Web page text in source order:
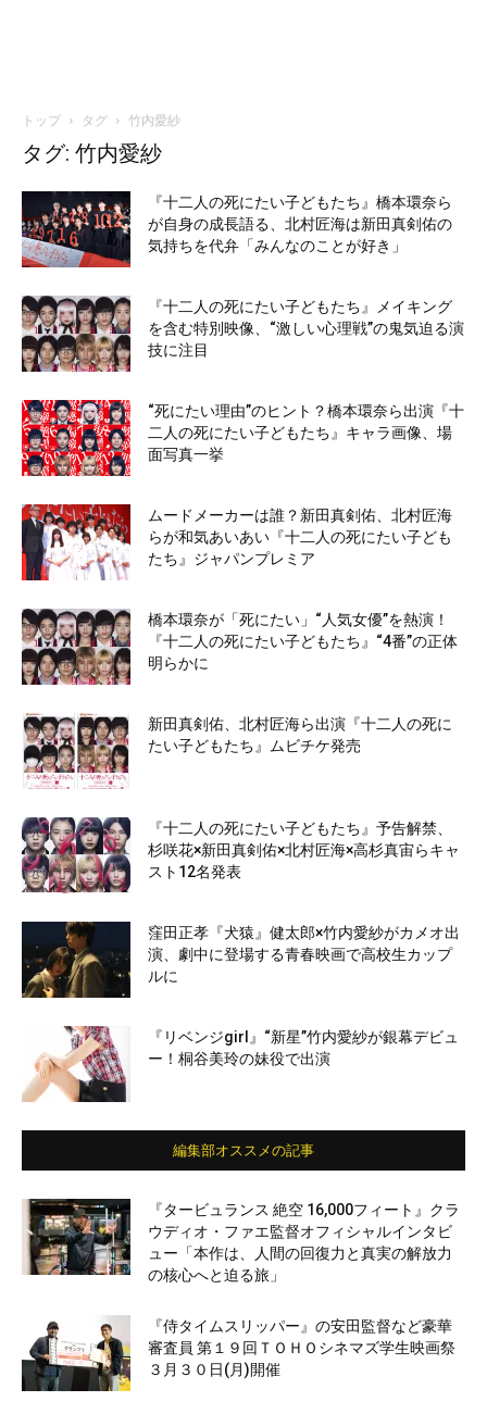
トップ タグ 竹内愛紗
タグ: 竹内愛紗
『十二人の死にたい子どもたち』橋本環奈ら
が自身の成長語る、北村匠海は新田真剣佑の
気持ちを代弁「みんなのことが好き」
『十二人の死にたい子どもたち』メイキング
を含む特別映像、“激しい心理戦”の鬼気迫る演
技に注目
“死にたい理由”のヒント？橋本環奈ら出演『十
二人の死にたい子どもたち』キャラ画像、場
面写真一挙
ムードメーカーは誰？新田真剣佑、北村匠海
らが和気あいあい『十二人の死にたい子ども
たち』ジャパンプレミア
橋本環奈が「死にたい」“人気女優”を熱演！
『十二人の死にたい子どもたち』“4番”の正体
明らかに
新田真剣佑、北村匠海ら出演『十二人の死に
たい子どもたち』ムビチケ発売
『十二人の死にたい子どもたち』予告解禁、
杉咲花×新田真剣佑×北村匠海×高杉真宙らキャ
スト12名発表
窪田正孝『犬猿』健太郎×竹内愛紗がカメオ出
演、劇中に登場する青春映画で高校生カップ
ルに
『リベンジgirl』“新星”竹内愛紗が銀幕デビュ
ー！桐谷美玲の妹役で出演
編集部オススメの記事
『タービュランス 絶空 16,000フィート』クラ
ウディオ・ファエ監督オフィシャルインタビ
ュー「本作は、人間の回復力と真実の解放力
の核心へと迫る旅」
『侍タイムスリッパー』の安田監督など豪華
審査員 第１９回ＴＯＨＯシネマズ学生映画祭
３月３０日(月)開催